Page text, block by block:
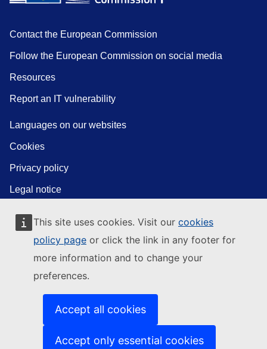
This site uses cookies. Visit our cookies
policy page or click the link in any footer for
more information and to change your
preferences.
Accept all cookies
Accept only essential cookies
Contact the European Commission
Follow the European Commission on social media
Resources
Report an IT vulnerability
Languages on our websites
Cookies
Privacy policy
Legal notice